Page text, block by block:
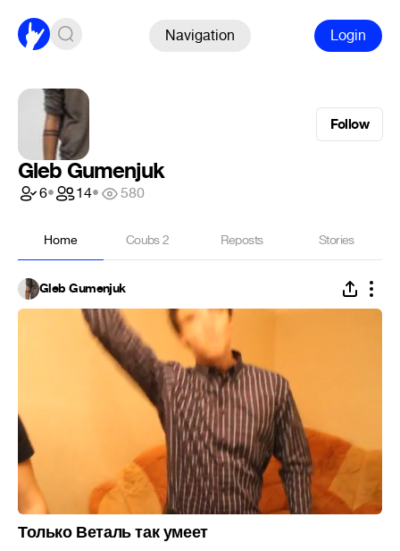
Navigation Login
Follow
Gleb Gumenjuk
6• 14• 580
Home Coubs2 Reposts Stories
Gleb Gumenjuk
Только Веталь так умеет